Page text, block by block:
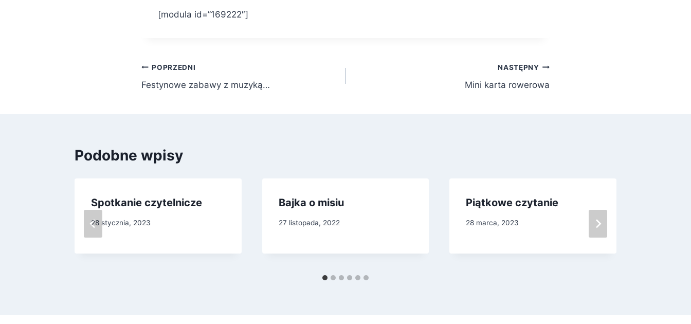
[modula id=”169222″]
Nawigacja
wpisu
POPRZEDNI
Festynowe zabawy z muzyką…
NASTĘPNY
Mini karta rowerowa
Podobne wpisy
Spotkanie czytelnicze
28 stycznia, 2023
Bajka o misiu
27 listopada, 2022
Piątkowe czytanie
28 marca, 2023